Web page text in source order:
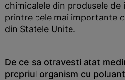
chimicalele din produsele de
printre cele mai importante
din Statele Unite.
De ce sa otravesti atat
propriul organism cu